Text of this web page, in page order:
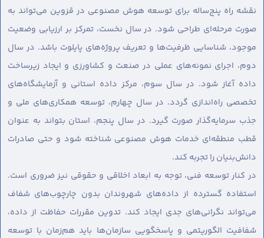
نقشه راه پنج‌ساله برای توسعه هوش مصنوعی در قزوین می‌تواند به
صورت مرحله‌ای طراحی شود. در سال نخست، تمرکز بر ارزیابی وضعیت
موجود، شناسایی ظرفیت‌ها و تعریف پروژه‌های پایلوت باشد. در سال
دوم، اجرای نمونه‌های عملی در صنعت و کشاورزی و ایجاد زیرساخت
داده آغاز شود. در سال سوم، مرکز داده استانی و آزمایشگاه‌های
تخصصی راه‌اندازی گردد. در سال چهارم، توسعه همکاری‌های ملی و
جذب سرمایه‌گذار صورت گیرد. در سال پنجم، استان بتواند به عنوان
قطب منطقه‌ای خدمات هوش مصنوعی شناخته شود و حتی صادرات
دانش‌بنیان را تجربه کند.
در کنار توسعه فنی، توجه به ابعاد اخلاقی و حقوقی نیز ضروری است.
استفاده گسترده از داده‌های شهروندان بدون چارچوب‌های شفاف
می‌تواند نگرانی‌های جدی ایجاد کند. تدوین مقررات حفاظت از داده،
شفافیت الگوریتمی و پاسخگویی سازمان‌ها باید هم‌زمان با توسعه